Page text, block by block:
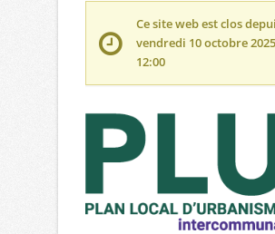
Ce site web est clos
vendredi 10 octobre
12:00